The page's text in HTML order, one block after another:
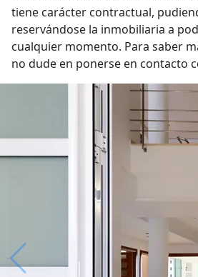
tiene carácter contractual,
reservándose la inmobiliaria a
cualquier momento. Para saber
no dude en ponerse en contacto